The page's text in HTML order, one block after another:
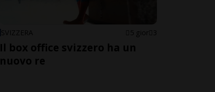
SVIZZERA 5 gior 3
Il box office svizzero ha un
nuovo re